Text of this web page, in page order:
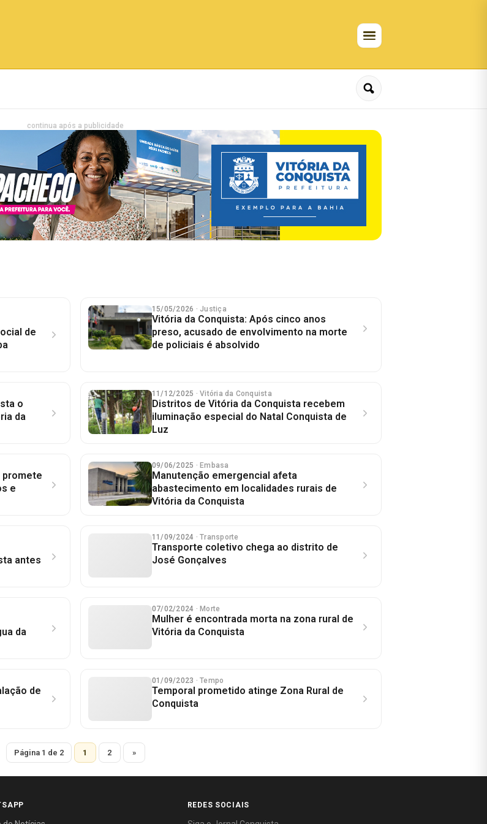
continua após a publicidade
de
15/05/2026 · Justiça
Vitória da Conquista: Após cinco anos
preso, acusado de envolvimento na morte
de policiais é absolvido
o
da
11/12/2025 · Vitória da Conquista
Distritos de Vitória da Conquista recebem
iluminação especial do Natal Conquista de
Luz
promete
e
09/06/2025 · Embasa
Manutenção emergencial afeta
abastecimento em localidades rurais de
Vitória da Conquista
antes
11/09/2024 · Transporte
Transporte coletivo chega ao distrito de
José Gonçalves
da
07/02/2024 · Morte
Mulher é encontrada morta na zona rural de
Vitória da Conquista
de
01/09/2023 · Tempo
Temporal prometido atinge Zona Rural de
Conquista
Página 1 de 2 1 2 »
REDES SOCIAIS